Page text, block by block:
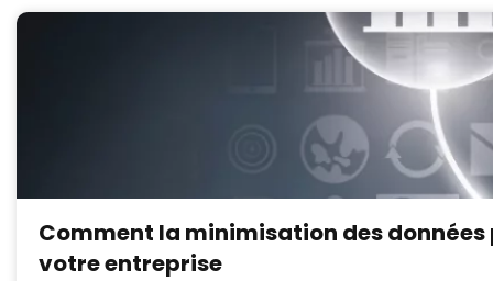
Comment la minimisation des
votre entreprise